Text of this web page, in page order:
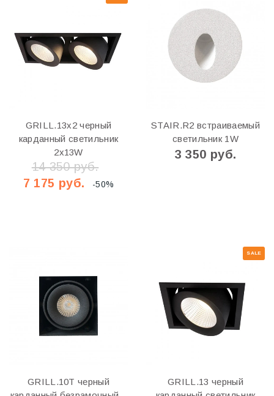
GRILL.13x2 черный
карданный светильник
2x13W
14 350 руб.
7 175 руб.
-50%
STAIR.R2 встраиваемый
светильник 1W
3 350 руб.
GRILL.10T черный
SALE
GRILL.13 черный